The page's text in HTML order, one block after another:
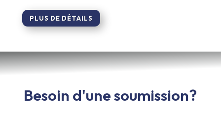
PLUS DE DÉTAILS
Besoin d'une soumission?